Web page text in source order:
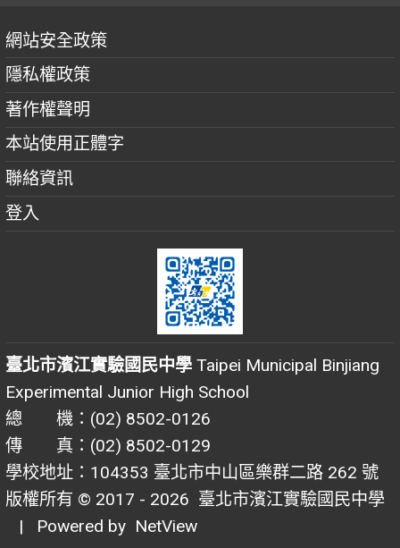
網站安全政策
隱私權政策
著作權聲明
本站使用正體字
聯絡資訊
登入
臺北市濱江實驗國民中學 Taipei Municipal Binjiang
Experimental Junior High School
總 機：(02) 8502-0126
傳 真：(02) 8502-0129
學校地址：104353 臺北市中山區樂群二路 262 號
版權所有 © 2017 - 2026 臺北市濱江實驗國民中學
| Powered by NetView